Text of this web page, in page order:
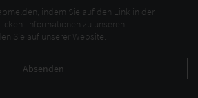
indem Sie auf den Link in der
Informationen zu unseren
Sie auf unserer Website.